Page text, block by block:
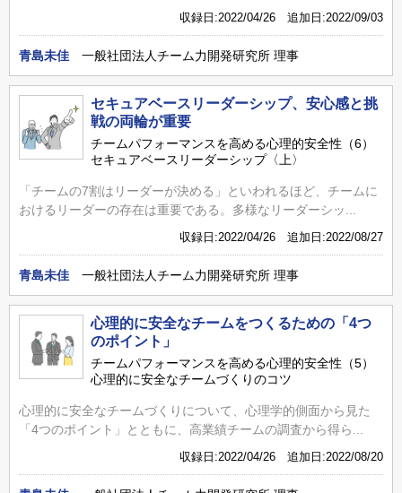
収録日:2022/04/26 追加日:2022/09/03
青島未佳 一般社団法人チーム力開発研究所 理事
セキュアベースリーダーシップ、安心感と挑
戦の両輪が重要
チームパフォーマンスを高める心理的安全性（6）
セキュアベースリーダーシップ〈上〉
「チームの7割はリーダーが決める」といわれるほど、チームに
おけるリーダーの存在は重要である。多様なリーダーシッ...
収録日:2022/04/26 追加日:2022/08/27
青島未佳 一般社団法人チーム力開発研究所 理事
心理的に安全なチームをつくるための「4つ
のポイント」
チームパフォーマンスを高める心理的安全性（5）
心理的に安全なチームづくりのコツ
心理的に安全なチームづくりについて、心理学的側面から見た
「4つのポイント」とともに、高業績チームの調査から得ら...
収録日:2022/04/26 追加日:2022/08/20